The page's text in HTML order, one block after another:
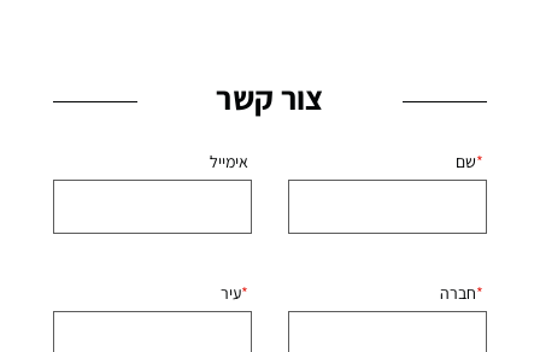
צור קשר
שם
חברה
אימייל
עיר